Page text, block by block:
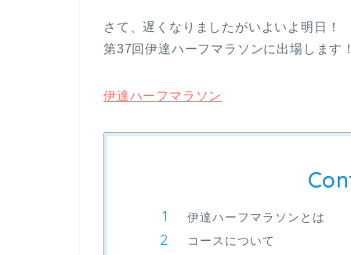
さて、遅くなりましたがいよいよ明日！
第37回伊達ハーフマラソンに出場します
伊達ハーフマラソン
伊達ハーフマラソンとは
コースについて